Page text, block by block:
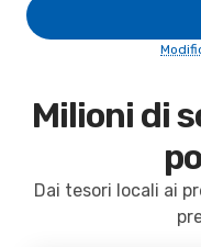
Milioni di
Dai tesori locali ai